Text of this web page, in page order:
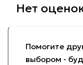
Помогите
выбором -
Нет